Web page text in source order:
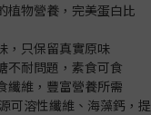
植物營養，完美蛋白比
，只保留真實原味
不耐問題，素食可食
纖維，豐富營養所需
可溶性纖維、海藻鈣，提